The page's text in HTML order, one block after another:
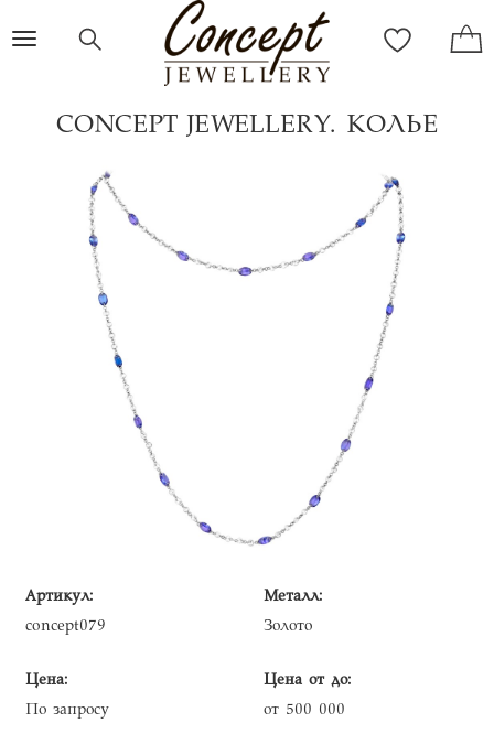
Toggle
CONCEPT JEWELLERY. КОЛЬЕ
Артикул:
concept079
Цена:
По запросу
Металл:
Золото
Цена от до:
от 500 000